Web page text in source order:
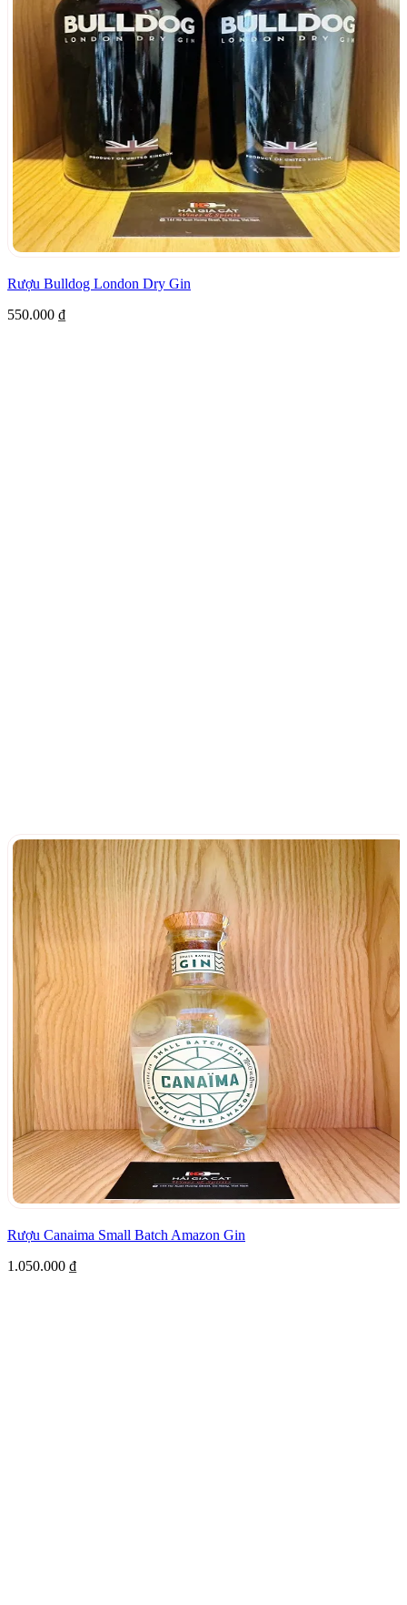
Rượu Bulldog London Dry Gin
550.000 ₫
Rượu Canaima Small Batch Amazon Gin
1.050.000 ₫